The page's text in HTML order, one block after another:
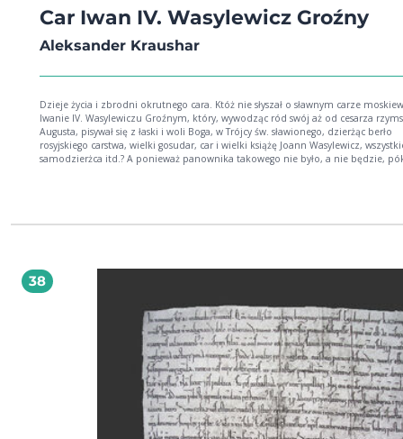
Car Iwan IV. Wasylewicz Groźny
Aleksander Kraushar
Dzieje życia i zbrodni okrutnego cara. Któż nie słyszał o sławnym carze
Iwanie IV. Wasylewiczu Groźnym, który, wywodząc ród swój aż od cesarza
Augusta, pisywał się z łaski i woli Boga, w Trójcy św. sławionego, dzierżąc berło
rosyjskiego carstwa, wielki gosudar, car i wielki książę Joann Wasylewicz,
samodzierżca itd.? A ponieważ panownika takowego nie było, a nie będzie,
38